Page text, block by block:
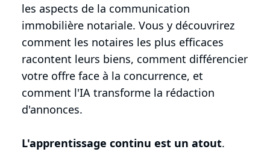
les aspects de la communication
immobilière notariale. Vous y découvrirez
comment les notaires les plus efficaces
racontent leurs biens, comment différencier
votre offre face à la concurrence, et
comment l'IA transforme la rédaction
d'annonces.
L'apprentissage continu est un atout.